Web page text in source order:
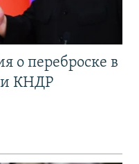
о переброске в
КНДР